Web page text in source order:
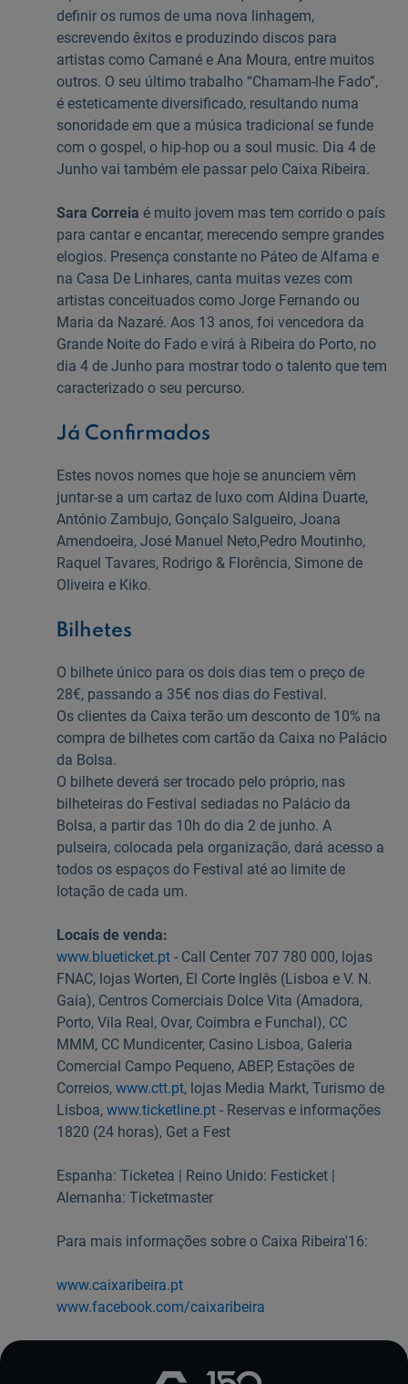
definir os rumos de uma nova linhagem,
escrevendo êxitos e produzindo discos para
artistas como Camané e Ana Moura, entre muitos
outros. O seu último trabalho “Chamam-lhe Fado”,
é esteticamente diversificado, resultando numa
sonoridade em que a música tradicional se funde
com o gospel, o hip-hop ou a soul music. Dia 4 de
Junho vai também ele passar pelo Caixa Ribeira.
Sara Correia é muito jovem mas tem corrido o país
para cantar e encantar, merecendo sempre grandes
elogios. Presença constante no Páteo de Alfama e
na Casa De Linhares, canta muitas vezes com
artistas conceituados como Jorge Fernando ou
Maria da Nazaré. Aos 13 anos, foi vencedora da
Grande Noite do Fado e virá à Ribeira do Porto, no
dia 4 de Junho para mostrar todo o talento que tem
caracterizado o seu percurso.
Já Confirmados
Estes novos nomes que hoje se anunciem vêm
juntar-se a um cartaz de luxo com Aldina Duarte,
António Zambujo, Gonçalo Salgueiro, Joana
Amendoeira, José Manuel Neto,Pedro Moutinho,
Raquel Tavares, Rodrigo & Florência, Simone de
Oliveira e Kiko.
Bilhetes
O bilhete único para os dois dias tem o preço de
28€, passando a 35€ nos dias do Festival.
Os clientes da Caixa terão um desconto de 10% na
compra de bilhetes com cartão da Caixa no Palácio
da Bolsa.
O bilhete deverá ser trocado pelo próprio, nas
bilheteiras do Festival sediadas no Palácio da
Bolsa, a partir das 10h do dia 2 de junho. A
pulseira, colocada pela organização, dará acesso a
todos os espaços do Festival até ao limite de
lotação de cada um.
Locais de venda:
www.blueticket.pt - Call Center 707 780 000, lojas
FNAC, lojas Worten, El Corte Inglês (Lisboa e V. N.
Gaia), Centros Comerciais Dolce Vita (Amadora,
Porto, Vila Real, Ovar, Coimbra e Funchal), CC
MMM, CC Mundicenter, Casino Lisboa, Galeria
Comercial Campo Pequeno, ABEP, Estações de
Correios,www.ctt.pt, lojas Media Markt, Turismo de
Lisboa,www.ticketline.pt - Reservas e informações
1820 (24 horas), Get a Fest
Espanha: Ticketea | Reino Unido: Festicket |
Alemanha: Ticketmaster
Para mais informações sobre o Caixa Ribeira'16:
www.caixaribeira.pt
www.facebook.com/caixaribeira